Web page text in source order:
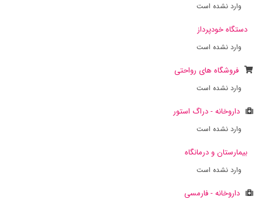
وارد نشده است
دستگاه خودپرداز
وارد نشده است
فروشگاه های رواحتی
وارد نشده است
داروخانه - دراگ استور
وارد نشده است
بیمارستان و درمانگاه
وارد نشده است
داروخانه - فارمسی